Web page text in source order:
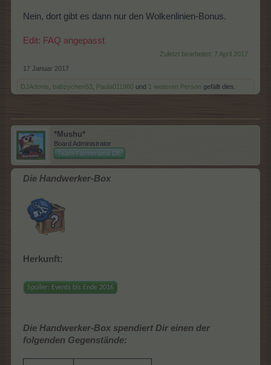
Nein, dort gibt es dann nur den Wolkenlinien-Bonus.
Edit: FAQ angepasst
Zuletzt bearbeitet: 7 April 2017
17 Januar 2017
DJAdonis babzychen53 Paula011960 und 1 weiteren Person gefällt dies.
*Mushu*
Board Administrator
Team Farmerama DE
Die Handwerker-Box
Herkunft:
Spoiler: Events bis Ende 2016
Die Handwerker-Box spendiert Dir einen der
folgenden Gegenstände: